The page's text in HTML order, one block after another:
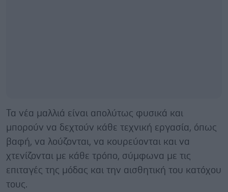
Τα νέα μαλλιά είναι απολύτως φυσικά και
μπορούν να δεχτούν κάθε τεχνική εργασία, όπως
βαφή, να λούζονται, να κουρεύονται και να
χτενίζονται με κάθε τρόπο, σύμφωνα με τις
επιταγές της μόδας και την αισθητική του κατόχου
τους.